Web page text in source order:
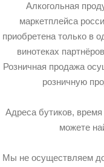
Алкогольная
маркетплейса
приобретена только в
винотеках
Розничная продажа
розничную
Адреса бутиков,
можете
Мы не осуществляем